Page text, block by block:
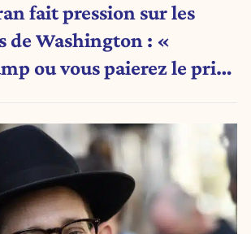
fait pression sur les
de Washington : «
ou vous paierez le prix